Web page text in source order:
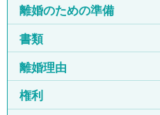
離婚のための準備
書類
離婚理由
権利